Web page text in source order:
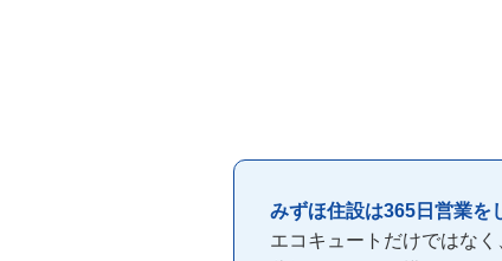
みずほ住設は365日営業を
エコキュートだけではな